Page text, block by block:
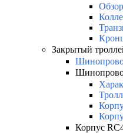
Закрытый
Корпус